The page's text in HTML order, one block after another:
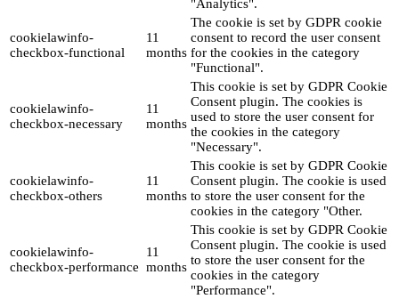
"Analytics".
cookielawinfo-
checkbox-functional
11
months
The cookie is set by GDPR cookie
consent to record the user consent
for the cookies in the category
"Functional".
cookielawinfo-
checkbox-necessary
11
months
This cookie is set by GDPR Cookie
Consent plugin. The cookies is
used to store the user consent for
the cookies in the category
"Necessary".
cookielawinfo-
checkbox-others
11
months
This cookie is set by GDPR Cookie
Consent plugin. The cookie is used
to store the user consent for the
cookies in the category "Other.
cookielawinfo-
checkbox-performance
11
months
This cookie is set by GDPR Cookie
Consent plugin. The cookie is used
to store the user consent for the
cookies in the category
"Performance".